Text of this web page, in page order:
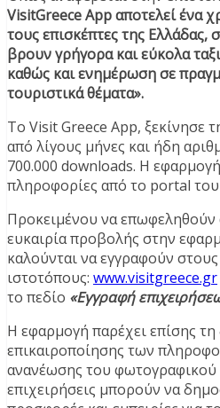
VisitGreece App αποτελεί ένα
τους επισκέπτες της
βρουν γρήγορα και εύκολα
καθώς και ενημέρωση σε
τουριστικά θέματα».
Το Visit Greece App, ξεκίνησε
από λίγους μήνες και ήδη
700.000 downloads. Η εφαρμογή
πληροφορίες από το portal
Προκειμένου να επωφεληθούν
ευκαιρία προβολής στην
καλούνται να εγγραφούν στους
ιστοτόπους: www.visitgreece.gr
το πεδίο «Εγγραφή
Η εφαρμογή παρέχει επίσης
επικαιροποίησης των
ανανέωσης του φωτογραφικού
επιχειρήσεις μπορούν να